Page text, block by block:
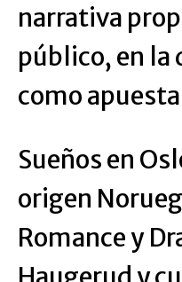
narrativa
público, en la
como
Sueños en
origen
Romance y